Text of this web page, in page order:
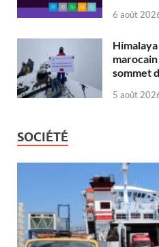
6 août
Himalaya
sommet
5 août
SOCIÉTÉ